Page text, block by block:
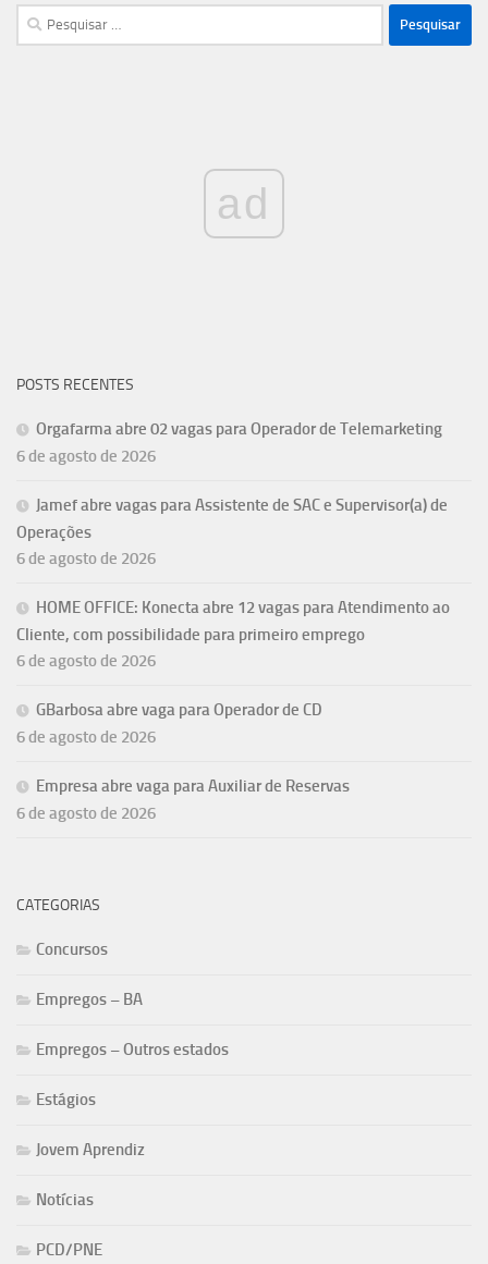
Pesquisar
por:
ad
POSTS RECENTES
Orgafarma abre 02 vagas para Operador de Telemarketing
6 de agosto de 2026
Jamef abre vagas para Assistente de SAC e Supervisor(a) de
Operações
6 de agosto de 2026
HOME OFFICE: Konecta abre 12 vagas para Atendimento ao
Cliente, com possibilidade para primeiro emprego
6 de agosto de 2026
GBarbosa abre vaga para Operador de CD
6 de agosto de 2026
Empresa abre vaga para Auxiliar de Reservas
6 de agosto de 2026
CATEGORIAS
Concursos
Empregos – BA
Empregos – Outros estados
Estágios
Jovem Aprendiz
Notícias
PCD/PNE